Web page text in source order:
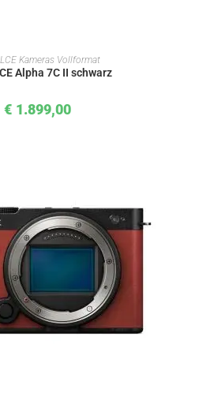
WARENKORB
Kameras Vollformat
Alpha 7C II schwarz
€ 1.899,00